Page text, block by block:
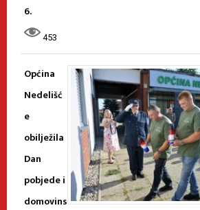
6.
453
Općina
Nedelišć
e
obilježila
Dan
pobjede i
domovins